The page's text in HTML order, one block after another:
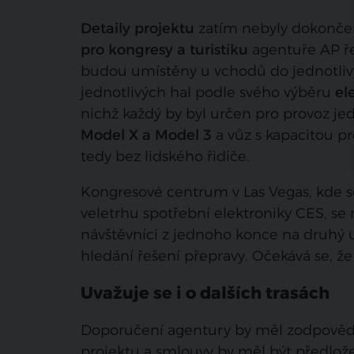
Detaily projektu zatím nebyly
pro kongresy a turistiku agentuře AP
budou umístěny u vchodů do
jednotlivých hal podle svého výběru
nichž každý by byl určen pro provoz
Model X a Model 3 a vůz s kapacitou
tedy bez lidského řidiče.
Kongresové centrum v Las Vegas,
veletrhu spotřební elektroniky CES,
návštěvníci z jednoho konce na
hledání řešení přepravy. Očekává se,
Uvažuje se i o dalších trasách
Doporučení agentury by měl